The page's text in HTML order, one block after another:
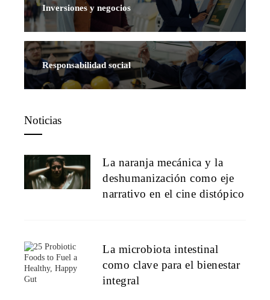
Inversiones y negocios
Responsabilidad social
Noticias
La naranja mecánica y la
deshumanización como eje
narrativo en el cine distópico
La microbiota intestinal
como clave para el bienestar
integral